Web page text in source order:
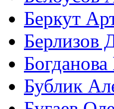
Беркут
Берлизов
Бублик